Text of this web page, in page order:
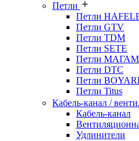
Петли
Петли
Петли GTV
Петли TDM
Петли SETE
Петли
Петли DTC
Петли
Петли Titus
Кабель-канал /
Кабель-канал
Удлинители